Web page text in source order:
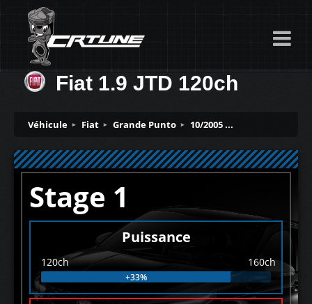
Fiat 1.9 JTD 120ch
Véhicule Fiat Grande Punto 10/2005 ...
Stage 1
Puissance
120ch 160ch
+33%